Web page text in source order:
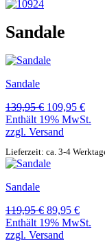
Sandale
Sandale
139,95€ Ursprünglicher
Preis
war:
109,95 €
Preis
Enthält 19% MwSt.
zzgl. Versand
Lieferzeit: ca. 3-4
Sandale
119,95€ Ursprünglicher
Preis
war:
89,95 €
Preis
Enthält 19% MwSt.
zzgl. Versand